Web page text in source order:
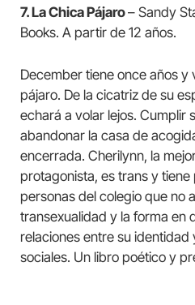
7. La Chica Pájaro– Sandy
Books. A partir de 12 años.
December tiene once años y
pájaro. De la cicatriz de su
echará a volar lejos. Cumplir
abandonar la casa de
encerrada. Cherilynn, la
protagonista, es trans y
personas del colegio que no
transexualidad y la forma en
relaciones entre su identidad
sociales. Un libro poético y